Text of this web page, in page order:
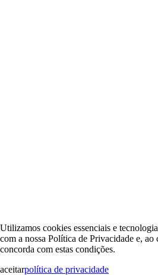
Utilizamos cookies essenciais e
com a nossa Política de Privacidade e,
concorda com estas condições.
aceitarpolítica de privacidade